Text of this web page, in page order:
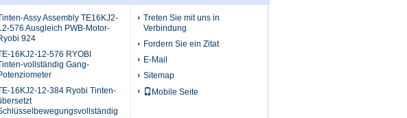
Assy Assembly TE16KJ2-
576 Ausgleich PWB-Motor-
924
16KJ2-12-576 RYOBI
vollständig Gang-
16KJ2-12-384 Ryobi Tinten-
Treten Sie mit uns in
Verbindung
Fordern Sie ein Zitat
E-Mail
Sitemap
Mobile Seite